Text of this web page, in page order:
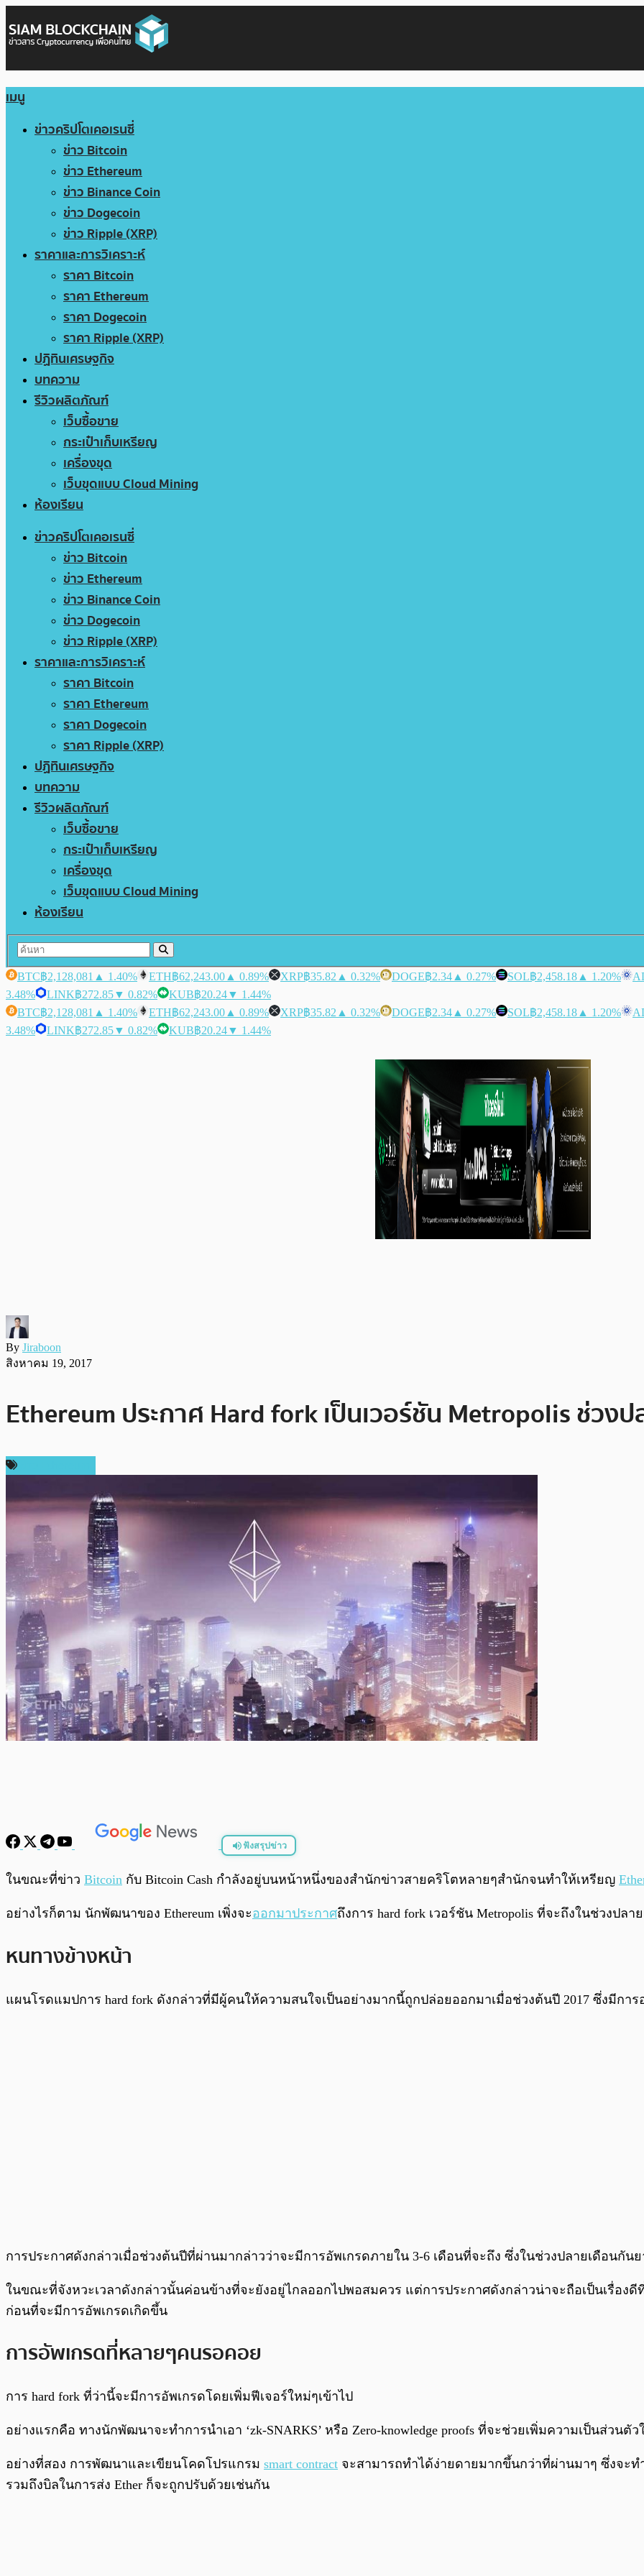
เมนู
ข่าวคริปโตเคอเรนซี่
ข่าว Bitcoin
ข่าว Ethereum
ข่าว Binance Coin
ข่าว Dogecoin
ข่าว Ripple (XRP)
ราคาและการวิเคราะห์
ราคา Bitcoin
ราคา Ethereum
ราคา Dogecoin
ราคา Ripple (XRP)
ปฏิทินเศรษฐกิจ
บทความ
รีวิวผลิตภัณฑ์
เว็บซื้อขาย
กระเป๋าเก็บเหรียญ
เครื่องขุด
เว็บขุดแบบ Cloud Mining
ห้องเรียน
ข่าวคริปโตเคอเรนซี่
ข่าว Bitcoin
ข่าว Ethereum
ข่าว Binance Coin
ข่าว Dogecoin
ข่าว Ripple (XRP)
ราคาและการวิเคราะห์
ราคา Bitcoin
ราคา Ethereum
ราคา Dogecoin
ราคา Ripple (XRP)
ปฏิทินเศรษฐกิจ
บทความ
รีวิวผลิตภัณฑ์
เว็บซื้อขาย
กระเป๋าเก็บเหรียญ
เครื่องขุด
เว็บขุดแบบ Cloud Mining
ห้องเรียน
BTC฿2,128,081 ▲ 1.40% ETH฿62,243.00 ▲ 0.89% XRP฿35.82 ▲ 0.32% DOGE฿2.34 ▲ 0.27% SOL฿2,458.18 ▲ 1.20%
3.48%
LINK฿272.85▼ 0.82% KUB฿20.24▼ 1.44%
BTC฿2,128,081 ▲ 1.40% ETH฿62,243.00 ▲ 0.89% XRP฿35.82 ▲ 0.32% DOGE฿2.34 ▲ 0.27% SOL฿2,458.18 ▲ 1.20%
3.48%
LINK฿272.85▼ 0.82% KUB฿20.24▼ 1.44%
By Jiraboon
สิงหาคม 19, 2017
Ethereum ประกาศ Hard fork เป็นเวอร์ชัน Metropolis ช่วง
ฟังสรุปข่าว
พร้อมเล่น
ในขณะที่ข่าว Bitcoin กับ Bitcoin Cash กำลังอยู่บนหน้าหนึ่งของสำนักข่าวสายคริโตหลายๆสำนักจนทำให้เหรียญ
อย่างไรก็ตาม นักพัฒนาของ Ethereum เพิ่งจะออกมาประกาศถึงการ hard fork เวอร์ชัน Metropolis ที่จะถึงในช่วงปล
หนทางข้างหน้า
แผนโรดแมปการ hard fork ดังกล่าวที่มีผู้คนให้ความสนใจเป็นอย่างมากนี้ถูกปล่อยออกมาเมื่อช่วงต้นปี 2017 ซึ่งมีก
การประกาศดังกล่าวเมื่อช่วงต้นปีที่ผ่านมากล่าวว่าจะมีการอัพเกรดภายใน 3-6 เดือนที่จะถึง ซึ่งในช่วงปลายเดือนกัน
ในขณะที่จังหวะเวลาดังกล่าวนั้นค่อนข้างที่จะยังอยู่ไกลออกไปพอสมควร แต่การประกาศดังกล่าวน่าจะถือเป็นเรื่องดี
ก่อนที่จะมีการอัพเกรดเกิดขึ้น
การอัพเกรดที่หลายๆคนรอคอย
การ hard fork ที่ว่านี้จะมีการอัพเกรดโดยเพิ่มฟีเจอร์ใหม่ๆเข้าไป
อย่างแรกคือ ทางนักพัฒนาจะทำการนำเอา ‘zk-SNARKS’ หรือ Zero-knowledge proofs ที่จะช่วยเพิ่มความเป็นส่วน
อย่างที่สอง การพัฒนาและเขียนโคดโปรแกรม smart contract จะสามารถทำได้ง่ายดายมากขึ้นกว่าที่ผ่านมาๆ ซึ่งจะ
รวมถึงบิลในการส่ง Ether ก็จะถูกปรับด้วยเช่นกัน